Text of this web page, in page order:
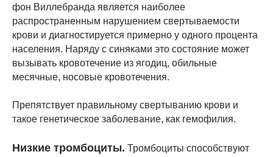
фон Виллебранда является наиболее
распространенным нарушением свертываемости
крови и диагностируется примерно у одного процента
населения. Наряду с синяками это состояние может
вызывать кровотечение из ягодиц, обильные
месячные, носовые кровотечения.
Препятствует правильному свертыванию крови и
такое генетическое заболевание, как гемофилия.
Низкие тромбоциты. Тромбоциты способствуют